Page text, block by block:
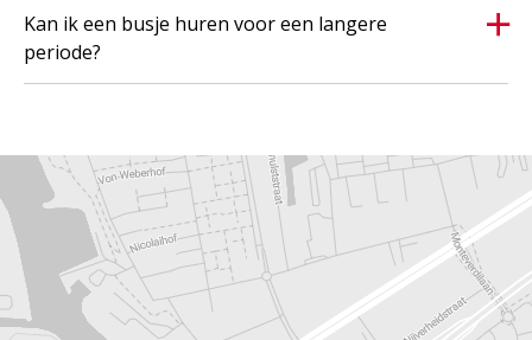
Kan ik een busje huren voor een langere
periode?